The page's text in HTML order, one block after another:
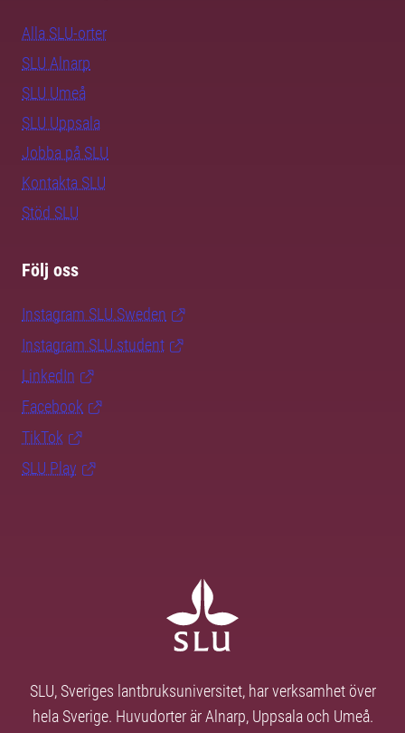
Alla SLU-orter
SLU Alnarp
SLU Umeå
SLU Uppsala
Jobba på SLU
Kontakta SLU
Stöd SLU
Följ oss
Instagram SLU.Sweden
Instagram SLU.student
LinkedIn
Facebook
TikTok
SLU Play
SLU, Sveriges lantbruksuniversitet, har verksamhet över
hela Sverige. Huvudorter är Alnarp, Uppsala och Umeå.